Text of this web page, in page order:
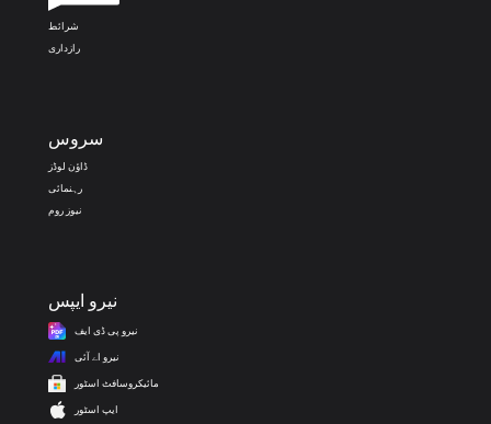
شرائط
رازداری
سروس
ڈاؤن لوڈز
رہنمائی
نیوز روم
نیرو ایپس
نیرو پی ڈی ایف
نیرو اے آئی
مائیکروسافٹ اسٹور
ایپ اسٹور